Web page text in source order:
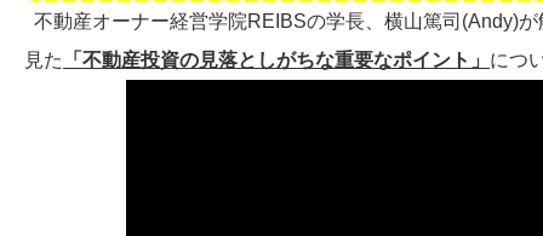
不動産オーナー経営学院REIBSの学長、横山篤司(Andy)
見た
「不動産投資の見落としがちな重要なポイント」 につ